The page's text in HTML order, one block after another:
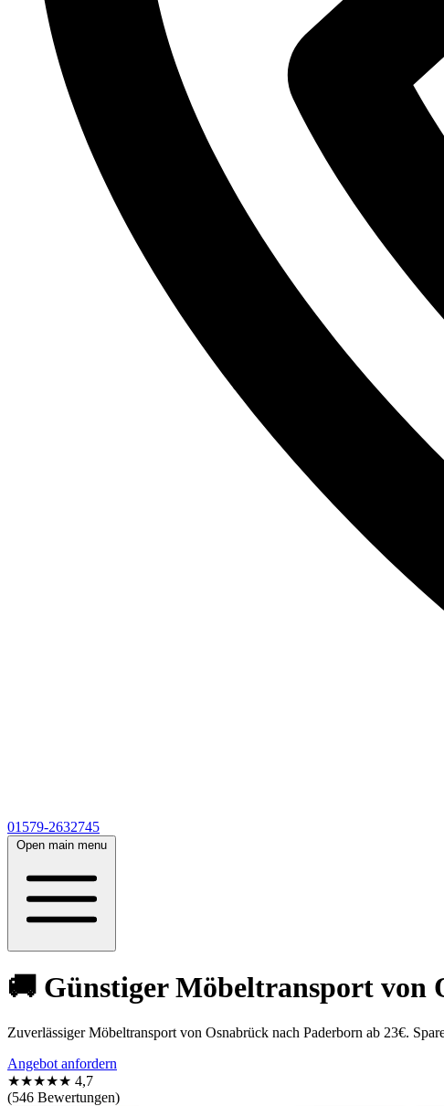
01579-2632745
Open main menu
🚚 Günstiger Möbeltransport von
Zuverlässiger Möbeltransport von Osnabrück nach Paderborn ab 23€.
Angebot anfordern
★★★★★ 4,7
(546 Bewertungen)